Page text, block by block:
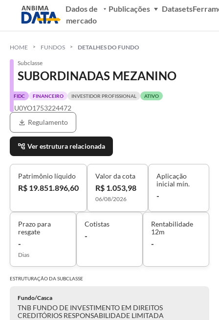
Dados de
mercado
Publicações Datasets
HOME FUNDOS DETALHES DO FUNDO
Subclasse
SUBORDINADAS MEZANINO
FIDC FINANCEIRO INVESTIDOR PROFISSIONAL ATIVO
RU0YO1753224472
Regulamento
Ver estrutura relacionada
Patrimônio líquido
R$ 19.851.896,60
Valor da cota
R$ 1.053,98
06/08/2026
Aplicação
inicial mín.
-
Prazo para
resgate
-
Dias
Cotistas
-
Rentabilidade
12m
-
ESTRUTURAÇÃO DASUBCLASSE
Fundo/Casca
TNB FUNDO DE INVESTIMENTO EM DIREITOS
CREDITÓRIOS RESPONSABILIDADE LIMITADA